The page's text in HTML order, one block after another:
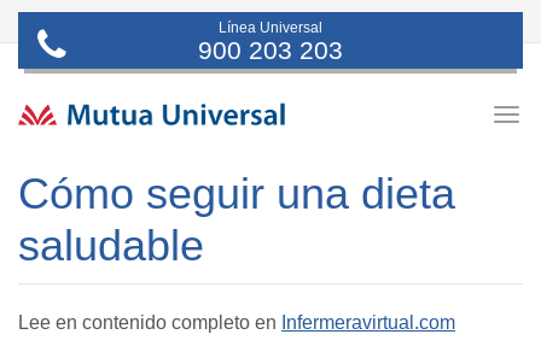
Línea Universal
900 203 203
Cómo seguir una dieta
saludable
Lee en contenido completo en Infermeravirtual.com